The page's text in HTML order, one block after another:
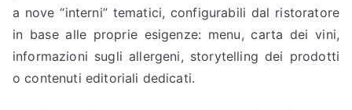
a nove “interni” tematici, configurabili dal ristoratore
in base alle proprie esigenze: menu, carta dei vini,
informazioni sugli allergeni, storytelling dei prodotti
o contenuti editoriali dedicati.